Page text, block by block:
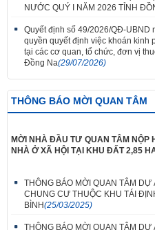
NƯỚC QUÝ I NĂM 2026 TỈNH
Quyết định số 49/2026/QĐ-UBND
quyền quyết định việc khoán kinh
tại các cơ quan, tổ chức, đơn vị
Đồng Na(29/07/2026)
THÔNG BÁO MỜI QUAN TÂM
MỜI NHÀ ĐẦU TƯ QUAN TÂM NỘP
NHÀ Ở XÃ HỘI TẠI KHU ĐẤT 2,85
THÔNG BÁO MỜI QUAN TÂM
CHUNG CƯ THUỘC KHU TÁI
BÌNH(25/03/2025)
THÔNG BÁO MỜI QUAN TÂM